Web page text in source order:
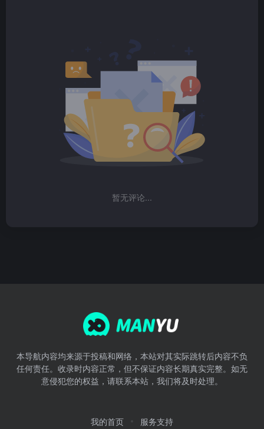
暂无评论...
本导航内容均来源于投稿和网络，本站对其实际跳转后内容不负
任何责任。收录时内容正常，但不保证内容长期真实完整。如无
意侵犯您的权益，请联系本站，我们将及时处理。
我的首页 服务支持